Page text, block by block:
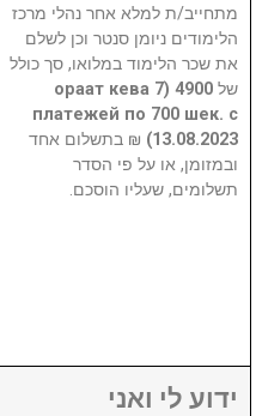
מתחייב/ת למלא אחר נהלי מרכז
הלימודים ניומן סנטר וכן לשלם
את שכר הלימוד במלואו, סך כולל
של
4900 (ораат кева 7
платежей по 700 шек. с
13.08.2023)
₪ בתשלום אחד
ובמזומן, או על פי הסדר
תשלומים, שעליו הוסכם.
ידוע לי ואני